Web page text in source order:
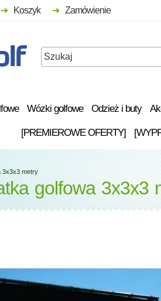
Wózki golfowe Odzież i buty
[PREMIEROWE OFERTY]
Koszyk Zamówienie
3x3x3 metry
golfowa 3x3x3